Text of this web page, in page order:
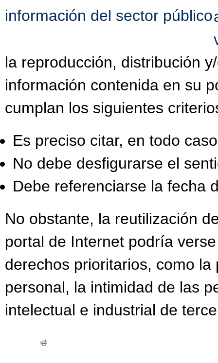
información del sector público
la reproducción, distribución
información contenida en su
cumplan los siguientes
Es preciso citar, en todo
No debe desfigurarse el
Debe referenciarse la fecha
No obstante, la reutilización
portal de Internet podría
derechos prioritarios, como
personal, la intimidad de las
intelectual e industrial de